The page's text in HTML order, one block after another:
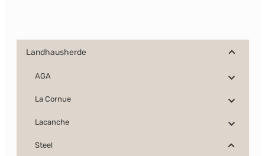
Landhausherde
AGA
La Cornue
Lacanche
Steel